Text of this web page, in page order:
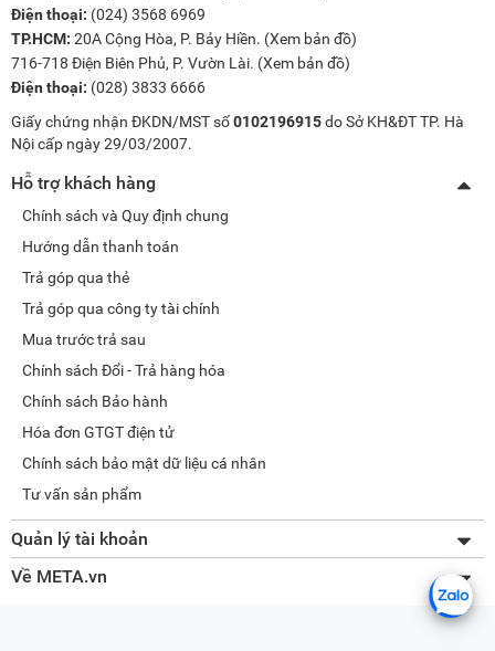
Điện thoại: (024) 3568 6969
TP.HCM: 20A Cộng Hòa, P. Bảy Hiền. (Xem bản đồ)
716-718 Điện Biên Phủ, P. Vườn Lài. (Xem bản đồ)
Điện thoại: (028) 3833 6666
Giấy chứng nhận ĐKDN/MST số0102196915do Sở KH&ĐT TP. Hà
Nội cấp ngày 29/03/2007.
Hỗ trợ khách hàng
Chính sách và Quy định chung
Hướng dẫn thanh toán
Trả góp qua thẻ
Trả góp qua công ty tài chính
Mua trước trả sau
Chính sách Đổi - Trả hàng hóa
Chính sách Bảo hành
Hóa đơn GTGT điện tử
Chính sách bảo mật dữ liệu cá nhân
Tư vấn sản phẩm
Quản lý tài khoản
Thay đổi thông tin
Về META.vn